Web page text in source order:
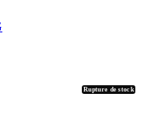
Rupture de stock